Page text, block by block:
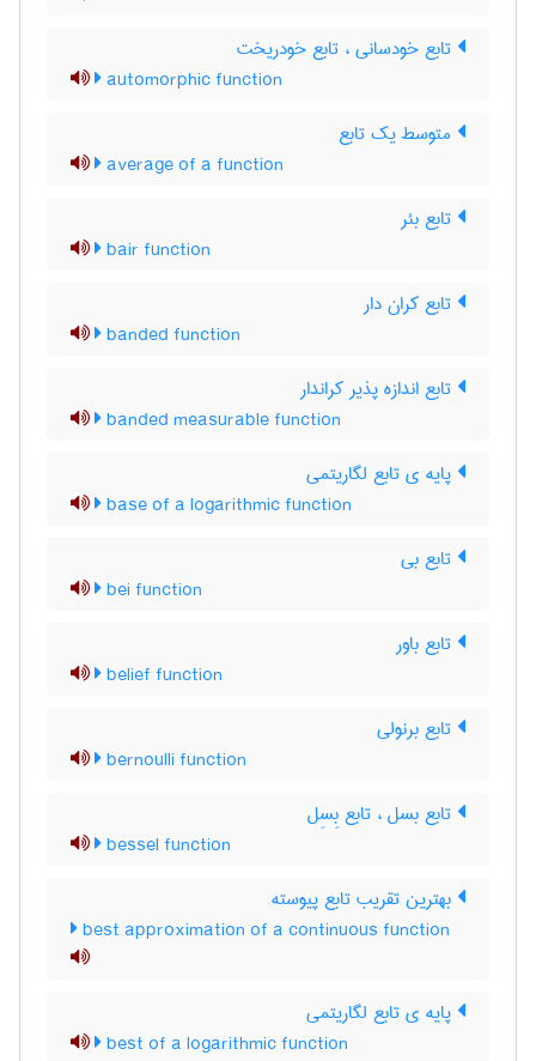
تابع خودسانی ، تابع خودریخت
automorphic function
متوسط یک تابع
average of a function
تابع بئر
bair function
تابع کران دار
banded function
تابع اندازه پذیر کراندار
banded measurable function
پایه ی تابع لگاریتمی
base of a logarithmic function
تابع بی
bei function
تابع باور
belief function
تابع برنولی
bernoulli function
تابع بسل ، تابع بِسِل
bessel function
بهترین تقریب تابع پیوسته
best approximation of a continuous function
پایه ی تابع لگاریتمی
best of a logarithmic function